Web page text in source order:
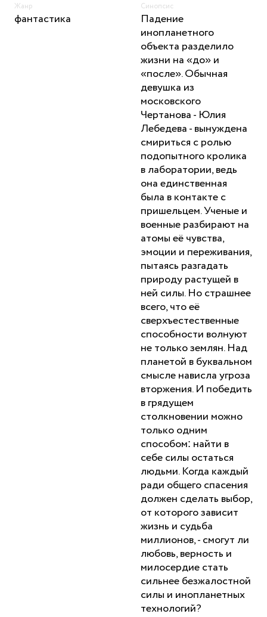
Жанр
фантастика
Синопсис
Падение
инопланетного
объекта разделило
жизни на «до» и
«после». Обычная
девушка из
московского
Чертанова - Юлия
Лебедева - вынуждена
смириться с ролью
подопытного кролика
в лаборатории, ведь
она единственная
была в контакте с
пришельцем. Ученые и
военные разбирают на
атомы её чувства,
эмоции и переживания,
пытаясь разгадать
природу растущей в
ней силы. Но страшнее
всего, что её
сверхъестественные
способности волнуют
не только землян. Над
планетой в буквальном
смысле нависла угроза
вторжения. И победить
в грядущем
столкновении можно
только одним
способом: найти в
себе силы остаться
людьми. Когда каждый
ради общего спасения
должен сделать выбор,
от которого зависит
жизнь и судьба
миллионов, - смогут ли
любовь, верность и
милосердие стать
сильнее безжалостной
силы и инопланетных
технологий?